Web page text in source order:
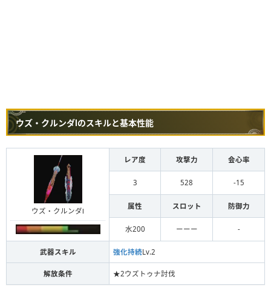
ウズ・クルンダⅠのスキルと基本性能
ウズ・クルンダⅠ
レア度 攻撃力 会心率
3 528 -15
属性 スロット 防御力
水200 ーーー -
武器スキル 強化持続Lv.2
解放条件 ★2ウズトゥナ討伐